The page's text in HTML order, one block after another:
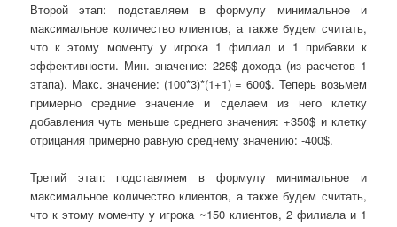
Второй этап: подставляем в формулу минимальное и
максимальное количество клиентов, а также будем считать,
что к этому моменту у игрока 1 филиал и 1 прибавки к
эффективности. Мин. значение: 225$ дохода (из расчетов 1
этапа). Макс. значение: (100*3)*(1+1) = 600$. Теперь возьмем
примерно средние значение и сделаем из него клетку
добавления чуть меньше среднего значения: +350$ и клетку
отрицания примерно равную среднему значению: -400$.
Третий этап: подставляем в формулу минимальное и
максимальное количество клиентов, а также будем считать,
что к этому моменту у игрока ~150 клиентов, 2 филиала и 1